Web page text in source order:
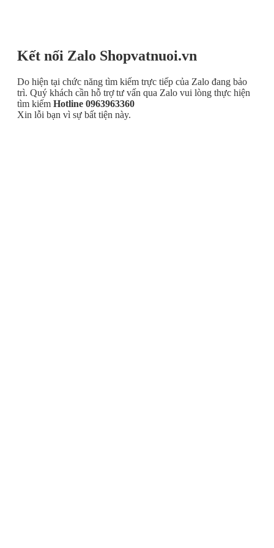
Kết nối Zalo Shopvatnuoi.vn
Do hiện tại chức năng tìm kiếm trực tiếp của Zalo đang bảo
trì. Quý khách cần hỗ trợ tư vấn qua Zalo vui lòng thực hiện
tìm kiếm Hotline 0963963360
Xin lỗi bạn vì sự bất tiện này.